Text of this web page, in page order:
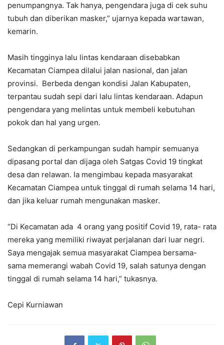
penumpangnya. Tak hanya, pengendara juga di cek suhu
tubuh dan diberikan masker,” ujarnya kepada wartawan,
kemarin.
Masih tingginya lalu lintas kendaraan disebabkan
Kecamatan Ciampea dilalui jalan nasional, dan jalan
provinsi. Berbeda dengan kondisi Jalan Kabupaten,
terpantau sudah sepi dari lalu lintas kendaraan. Adapun
pengendara yang melintas untuk membeli kebutuhan
pokok dan hal yang urgen.
Sedangkan di perkampungan sudah hampir semuanya
dipasang portal dan dijaga oleh Satgas Covid 19 tingkat
desa dan relawan. Ia mengimbau kepada masyarakat
Kecamatan Ciampea untuk tinggal di rumah selama 14 hari,
dan jika keluar rumah mengunakan masker.
“Di Kecamatan ada 4 orang yang positif Covid 19, rata- rata
mereka yang memiliki riwayat perjalanan dari luar negri.
Saya mengajak semua masyarakat Ciampea bersama-
sama memerangi wabah Covid 19, salah satunya dengan
tinggal di rumah selama 14 hari,” tukasnya.
Cepi Kurniawan